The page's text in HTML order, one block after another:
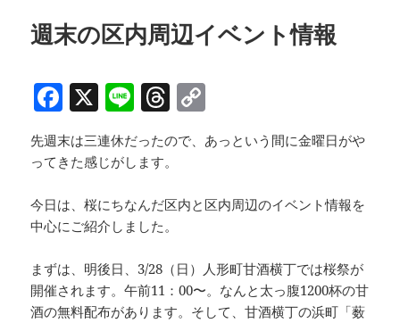
o
o
k
s n
k
週末の区内周辺イベント情報
F
a
c
e
b
o
o
k
X Li
n
e
T
h
re
d
o
p
Li
k
先週末は三連休だったので、あっという間に金曜日がや
ってきた感じがします。
今日は、桜にちなんだ区内と区内周辺のイベント情報を
中心にご紹介しました。
まずは、明後日、3/28（日）人形町甘酒横丁では桜祭が
開催されます。午前11：00〜。なんと太っ腹1200杯の甘
酒の無料配布があります。そして、甘酒横丁の浜町「薮